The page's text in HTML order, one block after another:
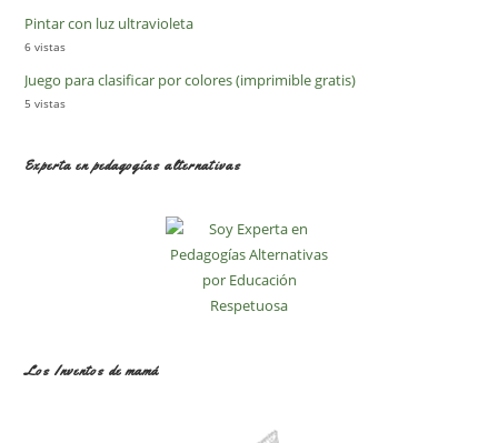
Pintar con luz ultravioleta
6 vistas
Juego para clasificar por colores (imprimible gratis)
5 vistas
Experta en pedagogías alternativas
Los Inventos de mamá